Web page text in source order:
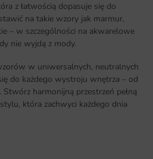
z łatwością dopasuje się do
na takie wzory jak marmur,
– w szczególności na akwarelowe
nie wyjdą z mody.
w uniwersalnych, neutralnych
do każdego wystroju wnętrza – od
harmonijną przestrzeń pełną
która zachwyci każdego dnia